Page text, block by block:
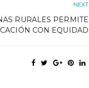
NEXT
RURALES PERMITE
CON EQUIDAD